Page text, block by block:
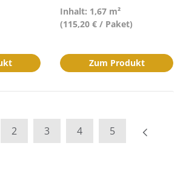
Inhalt: 1,67 m²
(115,20 € / Paket)
Zum Produkt
2 3 4 5